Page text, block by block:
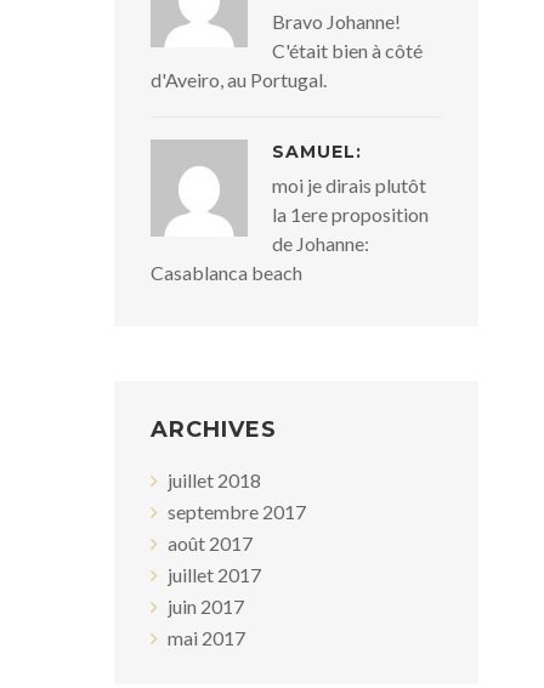
Bravo Johanne!
C'était bien à côté
d'Aveiro, au Portugal.
SAMUEL:
moi je dirais plutôt
la 1ere proposition
de Johanne:
Casablanca beach
ARCHIVES
juillet 2018
septembre 2017
août 2017
juillet 2017
juin 2017
mai 2017